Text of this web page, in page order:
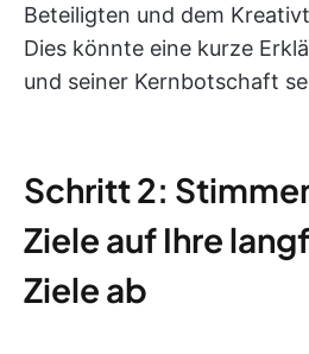
Beteiligten und dem
Dies könnte eine kurze
und seiner Kernbotschaft
Schritt 2:
Ziele auf Ihre
Ziele ab